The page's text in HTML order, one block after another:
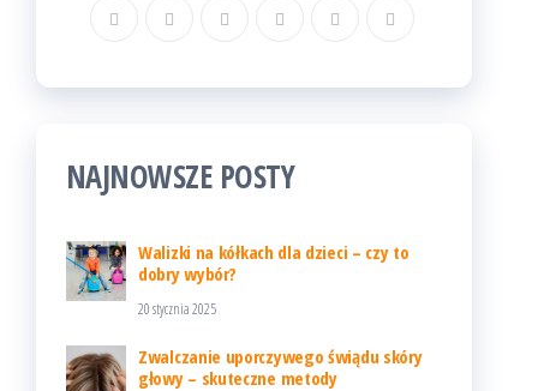
NAJNOWSZE POSTY
Walizki na kółkach dla dzieci – czy to
dobry wybór?
20 stycznia 2025
Zwalczanie uporczywego świądu skóry
głowy – skuteczne metody